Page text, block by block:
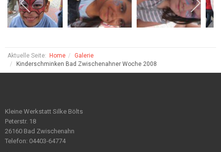
Aktuelle Seite: Home
Galerie
Kinderschminken Bad Zwischenahner Woche 2008
Kleine Werkstatt Silke Bölts
Peterstr. 18
26160 Bad Zwischenahn
Telefon: 04403-64774